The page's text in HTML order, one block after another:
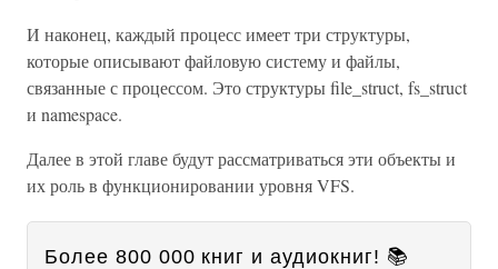
И наконец, каждый процесс имеет три структуры,
которые описывают файловую систему и файлы,
связанные с процессом. Это структуры file_struct, fs_struct
и namespace.
Далее в этой главе будут рассматриваться эти объекты и
их роль в функционировании уровня VFS.
Более 800 000 книг и аудиокниг! 📚